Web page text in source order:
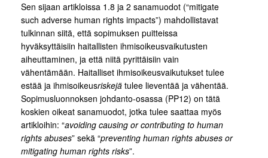
Sen sijaan artikloissa 1.8 ja 2 sanamuodot (“mitigate
such adverse human rights impacts”) mahdollistavat
tulkinnan siitä, että sopimuksen puitteissa
hyväksyttäisiin haitallisten ihmisoikeusvaikutusten
aiheuttaminen, ja että niitä pyrittäisiin vain
vähentämään. Haitalliset ihmisoikeusvaikutukset tulee
estää ja ihmisoikeusriskejä tulee lieventää ja vähentää.
Sopimusluonnoksen johdanto-osassa (PP12) on tätä
koskien oikeat sanamuodot, jotka tulee saattaa myös
artikloihin: “avoiding causing or contributing to human
rights abuses” sekä “preventing human rights abuses or
mitigating human rights risks”.